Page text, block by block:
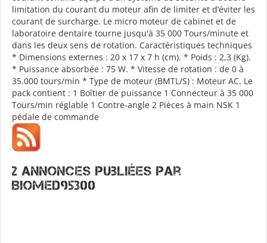
limitation du courant du moteur afin de limiter et d’éviter les
courant de surcharge. Le micro moteur de cabinet et de
laboratoire dentaire tourne jusqu'à 35 000 Tours/minute et
dans les deux sens de rotation. Caractéristiques techniques
* Dimensions externes : 20 x 17 x 7 h (cm). * Poids : 2,3 (Kg).
* Puissance absorbée : 75 W. * Vitesse de rotation : de 0 à
35.000 tours/min * Type de moteur (BMTL/S) : Moteur AC. Le
pack contient : 1 Boîtier de puissance 1 Connecteur à 35 000
Tours/min réglable 1 Contre-angle 2 Pièces à main NSK 1
pédale de commande
2 annonces publiées par
BIOMED95300